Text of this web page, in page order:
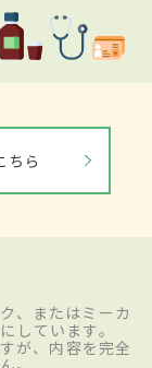
ちら
、またはミーカ
しています。
が、内容を完全